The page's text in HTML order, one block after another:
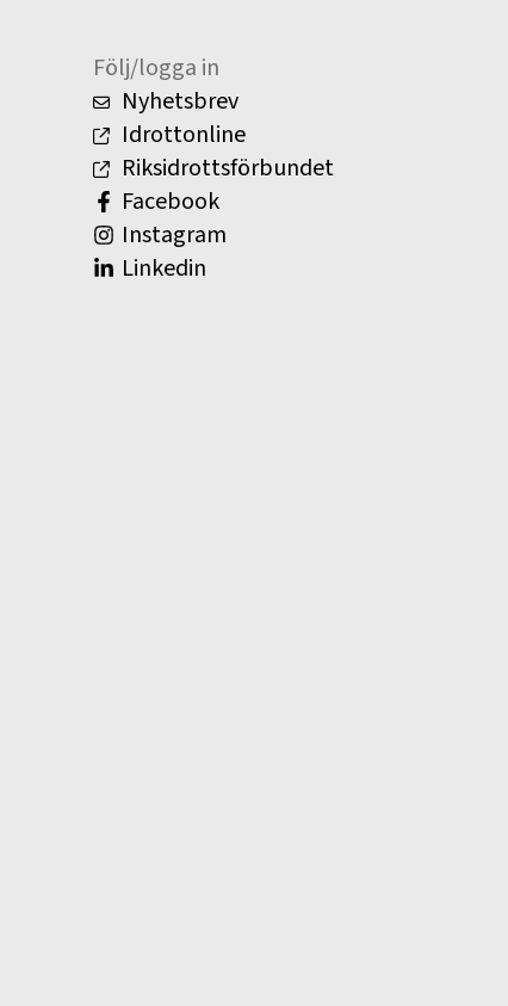
Följ/logga in
Nyhetsbrev
Idrottonline
Riksidrottsförbundet
Facebook
Instagram
Linkedin